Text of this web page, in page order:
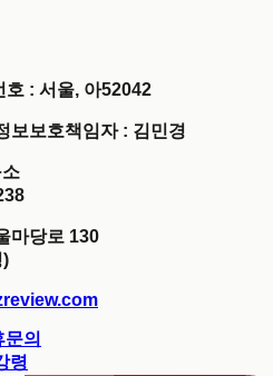
호 : 서울, 아52042
보보호책임자 : 김민경
마당로 130
)
의
령